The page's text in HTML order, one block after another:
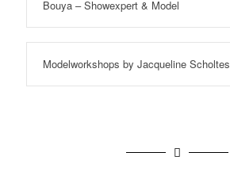
Bouya – Showexpert & Model
Modelworkshops by Jacqueline Scholtes